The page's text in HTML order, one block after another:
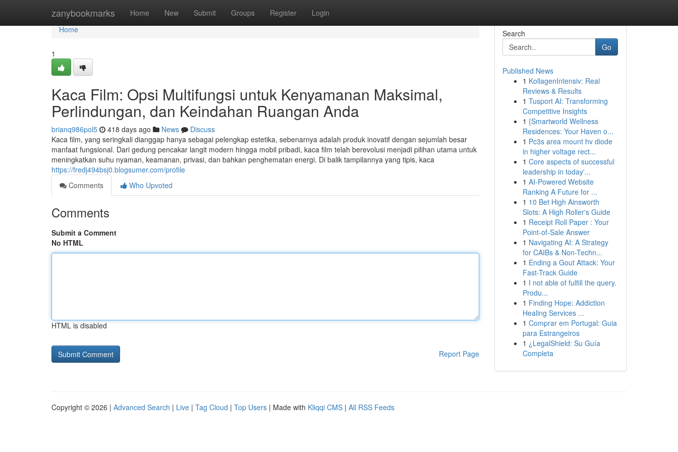
zanybookmarks Home New Submit Groups Register Login
Home
Home
1
Kaca Film: Opsi Multifungsi untuk Kenyamanan Maksimal,
Perlindungan, dan Keindahan Ruangan Anda
brianq986pol5 418 days ago News
Discuss
Kaca film, yang seringkali dianggap hanya sebagai pelengkap estetika, sebenarnya adalah produk inovatif dengan sejumlah besar
manfaat fungsional. Dari gedung pencakar langit modern hingga mobil pribadi, kaca film telah berevolusi menjadi pilihan utama untuk
meningkatkan suhu nyaman, keamanan, privasi, dan bahkan penghematan energi. Di balik tampilannya yang tipis, kaca
https://fredj494bsj0.blogsumer.com/profile
Comments
Who Upvoted
Comments
Submit a Comment
No HTML
HTML is disabled
Report Page
Search
Go
Published News
1 KollagenIntensiv: Real
Reviews & Results
1 Tusport AI: Transforming
Competitive Insights
1 {Smartworld Wellness
Residences: Your Haven o...
1 Pc3s area mount hv diode
in higher voltage rect...
1 Core aspects of successful
leadership in today'...
1 AI-Powered Website
Ranking A Future for ...
1 10 Bet High Ainsworth
Slots: A High Roller's Guide
1 Receipt Roll Paper : Your
Point-of-Sale Answer
1 Navigating AI: A Strategy
for CAIBs & Non-Techn...
1 Ending a Gout Attack: Your
Fast-Track Guide
1 I not able of fulfill the query.
Produ...
1 Finding Hope: Addiction
Healing Services ...
1 Comprar em Portugal: Guia
para Estrangeiros
1 ¿LegalShield: Su Guía
Completa
Copyright © 2026 | Advanced Search | Live | Tag Cloud | Top Users | Made with Kliqqi CMS | All RSS Feeds